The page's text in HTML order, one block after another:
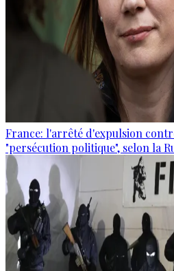
France: l'arrêté d'expulsion
"persécution politique", selon la